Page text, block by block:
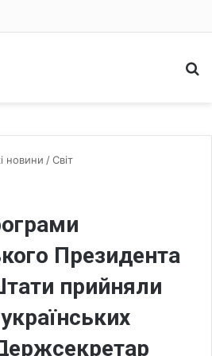
новини /Світ
Президента
прийняли